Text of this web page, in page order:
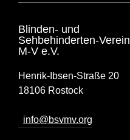
Blinden- und
Sehbehinderten-Verein
M-V e.V.
Henrik-Ibsen-Straße 20
18106 Rostock
info@bsvmv.org